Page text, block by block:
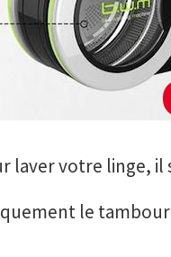
laver votre linge,
le